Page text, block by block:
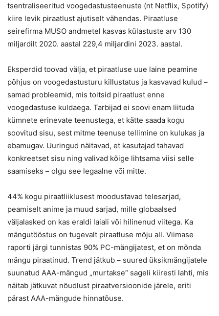
tsentraliseeritud voogedastusteenuste (nt Netflix, Spotify)
kiire levik piraatlust ajutiselt vähendas. Piraatluse
seirefirma MUSO andmetel kasvas külastuste arv 130
miljardilt 2020. aastal 229,4 miljardini 2023. aastal.
Eksperdid toovad välja, et piraatluse uue laine peamine
põhjus on voogedastusturu killustatus ja kasvavad kulud –
samad probleemid, mis toitsid piraatlust enne
voogedastuse kuldaega. Tarbijad ei soovi enam liituda
kümnete erinevate teenustega, et kätte saada kogu
soovitud sisu, sest mitme teenuse tellimine on kulukas ja
ebamugav. Uuringud näitavad, et kasutajad tahavad
konkreetset sisu ning valivad kõige lihtsama viisi selle
saamiseks – olgu see legaalne või mitte.
44% kogu piraatliiklusest moodustavad telesarjad,
peamiselt anime ja muud sarjad, mille globaalsed
väljalasked on kas eraldi laiali või hilinenud viitega. Ka
mängutööstus on tugevalt piraatluse mõju all. Viimase
raporti järgi tunnistas 90% PC-mängijatest, et on mõnda
mängu piraatinud. Trend jätkub – suured üksikmängijatele
suunatud AAA-mängud „murtakse“ sageli kiiresti lahti, mis
näitab jätkuvat nõudlust piraatversioonide järele, eriti
pärast AAA-mängude hinnatõuse.